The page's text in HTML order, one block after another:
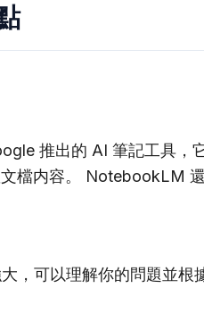
推出的 AI 筆記工具，
檔内容。 NotebookLM
，可以理解你的問題並根